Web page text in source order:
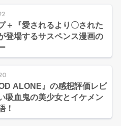
＋『愛されるより〇された
登場するサスペンス漫画の
ALONE』の感想評価レビ
吸血鬼の美少女とイケメン
！